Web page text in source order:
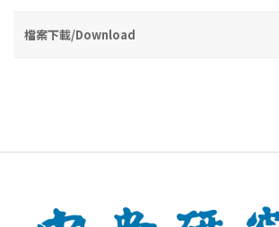
檔案下載/Download